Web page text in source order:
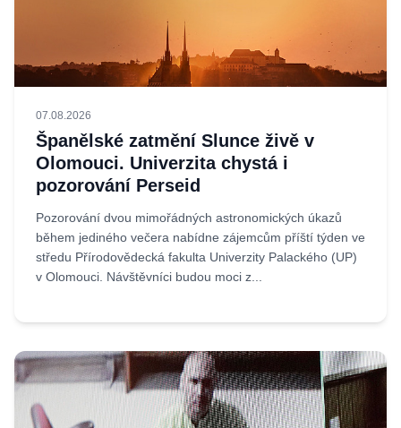
07.08.2026
Španělské zatmění Slunce živě v
Olomouci. Univerzita chystá i
pozorování Perseid
Pozorování dvou mimořádných astronomických úkazů
během jediného večera nabídne zájemcům příští týden ve
středu Přírodovědecká fakulta Univerzity Palackého (UP)
v Olomouci. Návštěvníci budou moci z...